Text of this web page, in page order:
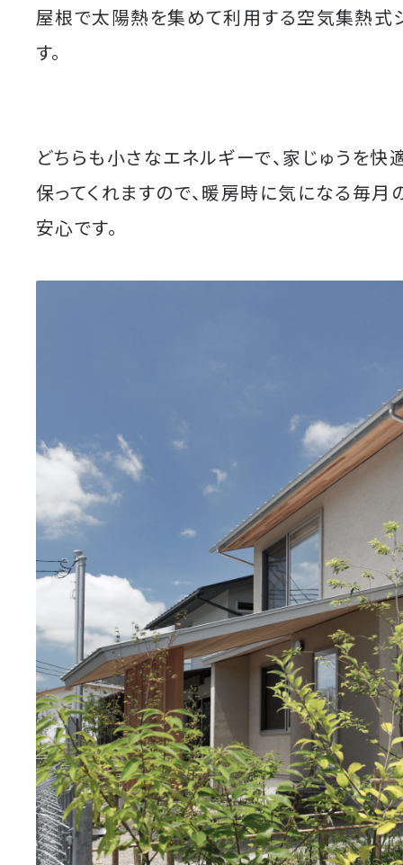
屋根で太陽熱を集めて利用する空気集熱式
す。
どちらも小さなエネルギーで、家じゅうを快
保ってくれますので、暖房時に気になる毎月
安心です。